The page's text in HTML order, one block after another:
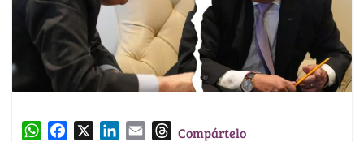
W
TCompártelo